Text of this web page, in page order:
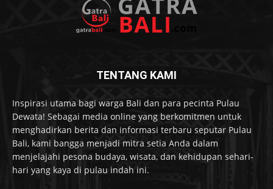
TENTANG KAMI
Inspirasi utama bagi warga Bali dan para pecinta Pulau
Dewata! Sebagai media online yang berkomitmen untuk
menghadirkan berita dan informasi terbaru seputar Pulau
Bali, kami bangga menjadi mitra setia Anda dalam
menjelajahi pesona budaya, wisata, dan kehidupan sehari-
hari yang kaya di pulau indah ini.